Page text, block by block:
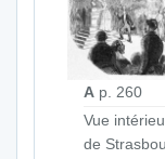
A p. 260
Vue
de